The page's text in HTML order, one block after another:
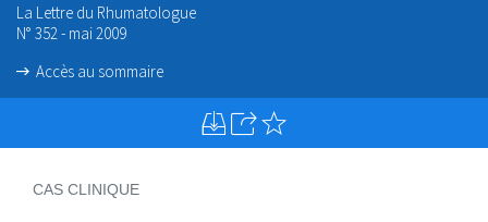
La Lettre du Rhumatologue
N° 352 - mai 2009
Accès au sommaire
CAS CLINIQUE